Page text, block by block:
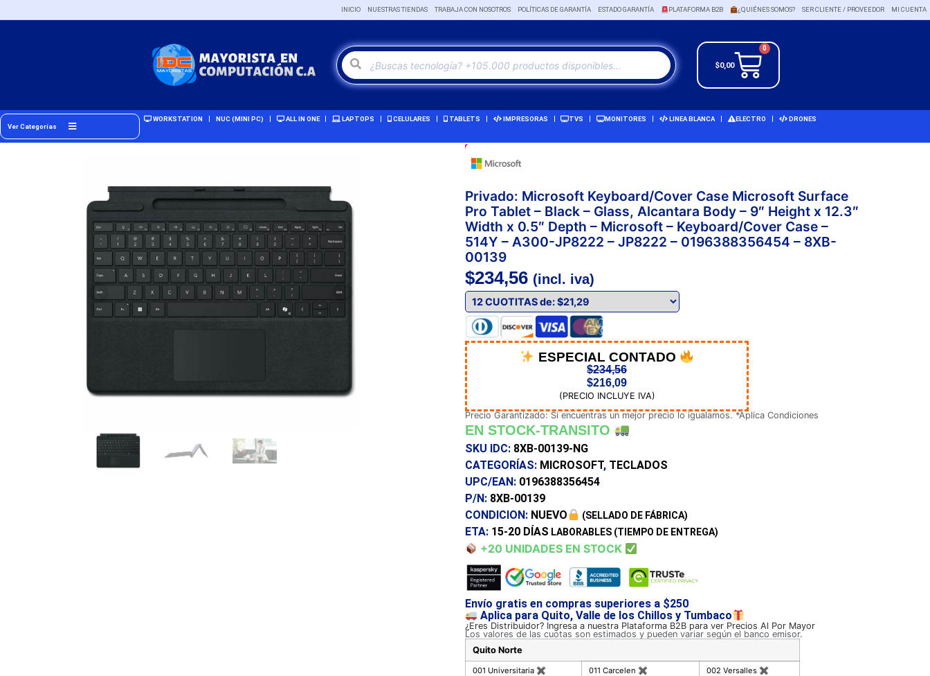
INICIO NUESTRAS TIENDAS TRABAJA CON NOSOTROS POLÍTICAS DE GARANTÍA ESTADO GARANTÍA PLATAFORMA B2B ¿QUIÉNES SOMOS? SER CLIENTE / PROVEEDOR MI CUENTA
$0,00
0
Ver Categorías
WORKSTATION NUC (MINI PC) ALL IN ONE LAPTOPS CELULARES TABLETS IMPRESORAS TVS MONITORES LINEA BLANCA ELECTRO DRONES
Privado: Microsoft Keyboard/Cover Case Microsoft Surface
Pro Tablet – Black – Glass, Alcantara Body – 9″ Height x 12.3″
Width x 0.5″ Depth – Microsoft – Keyboard/Cover Case –
514Y – A300-JP8222 – JP8222 – 0196388356454 – 8XB-
00139
$234,56 (incl. iva)
ESPECIAL CONTADO
$234,56
$216,09
(PRECIO INCLUYE IVA)
Precio Garantizado: Si encuentras un mejor precio lo igualamos. *Aplica Condiciones
EN STOCK-TRANSITO
SKU IDC: 8XB-00139-NG
CATEGORÍAS: MICROSOFT, TECLADOS
UPC/EAN: 0196388356454
P/N: 8XB-00139
CONDICION: NUEVO (SELLADO DE FÁBRICA)
ETA: 15-20 DÍAS LABORABLES (TIEMPO DE ENTREGA)
+20 UNIDADES EN STOCK
Envío gratis en compras superiores a $250
Aplica para Quito, Valle de los Chillos y Tumbaco
¿Eres Distribuidor? Ingresa a nuestra Plataforma B2B para ver Precios Al Por Mayor
Los valores de las cuotas son estimados y pueden variar según el banco emisor.
Quito Norte
001 Universitaria ✖ 011 Carcelen ✖ 002 Versalles ✖